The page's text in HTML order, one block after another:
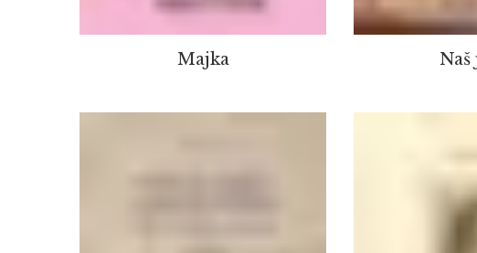
Majka Naš